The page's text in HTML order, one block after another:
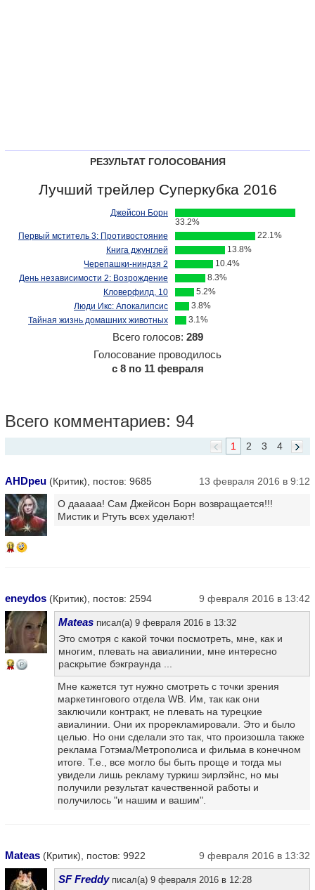
РЕЗУЛЬТАТ ГОЛОСОВАНИЯ
Лучший трейлер Суперкубка 2016
Джейсон Борн
33.2%
Первый мститель 3: Противостояние
22.1%
Книга джунглей
13.8%
Черепашки-ниндзя 2
10.4%
День независимости 2: Возрождение
8.3%
Кловерфилд, 10
5.2%
Люди Икс: Апокалипсис
3.8%
Тайная жизнь домашних животных
3.1%
Всего голосов: 289
Голосование проводилось
с 8 по 11 февраля
Всего комментариев: 94
4
3
2
1
AHDpeu (Критик), постов: 9685 13 февраля 2016 в 9:12
11
О дааааа! Сам Джейсон Борн возвращается!!!
Мистик и Ртуть всех уделают!
eneydos (Критик), постов: 2594 9 февраля 2016 в 13:42
14
Mateas писал(а) 9 февраля 2016 в 13:32
Это смотря с какой точки посмотреть, мне, как и
многим, плевать на авиалинии, мне интересно
раскрытие бэкграунда ...
Мне кажется тут нужно смотреть с точки зрения
маркетингового отдела WB. Им, так как они
заключили контракт, не плевать на турецкие
авиалинии. Они их прорекламировали. Это и было
целью. Но они сделали это так, что произошла также
реклама Готэма/Метрополиса и фильма в конечном
итоге. Т.е., все могло бы быть проще и тогда мы
увидели лишь рекламу туркиш эирлэйнс, но мы
получили результат качественной работы и
получилось "и нашим и вашим".
Mateas (Критик), постов: 9922 9 февраля 2016 в 13:32
SF Freddyписал(а) 9 февраля 2016 в 12:28